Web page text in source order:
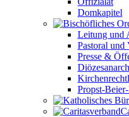
Domkapitel
Leitung und
Pastoral und
Presse &
Propst-